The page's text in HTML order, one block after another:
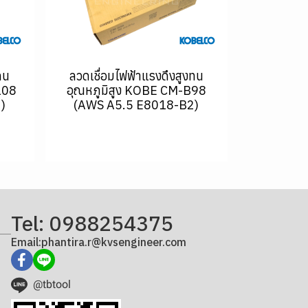
ลวดเชื่อมไฟฟ้าแรงดึงสูงทน
อุณหภูมิสูง KOBE CM-B98
(AWS A5.5 E8018-B2)
Tel: 0988254375
Email:phantira.r@kvsengineer.com
@tbtool